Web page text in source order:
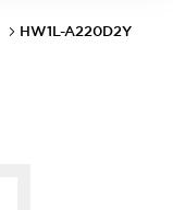
HW1L-A220D2Y